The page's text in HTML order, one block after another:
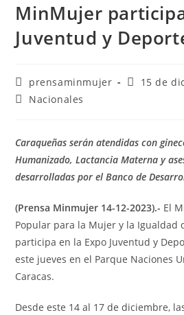
MinMujer
Juventud y
prensaminmujer
15 de
Nacionales
Caraqueñas serán atendidas con
Humanizado, Lactancia Materna y
desarrolladas por el Banco de
(Prensa Minmujer 14-12-2023).- El
Popular para la Mujer y la Igualdad
participa en la Expo Juventud y
este jueves en el Parque Naciones
Caracas.
Desde este 14 al 17 de diciembre,